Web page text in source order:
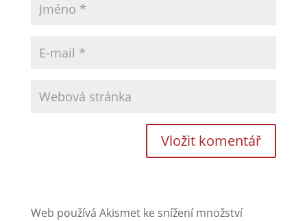
Web používá Akismet ke snížení množství